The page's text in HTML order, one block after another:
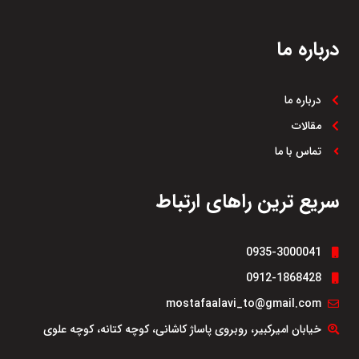
درباره ما
درباره ما
مقالات
تماس با ما
سریع ترین راهای ارتباط
0935-3000041
0912-1868428
mostafaalavi_to@gmail.com
خیابان امیرکبیر، روبروی پاساژ کاشانی، کوچه کتانه، کوچه علوی